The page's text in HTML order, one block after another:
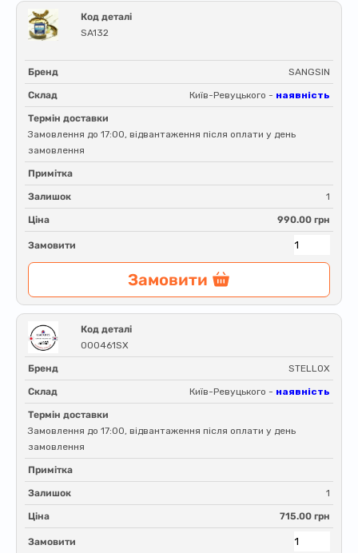
Код деталі
SA132
Бренд SANGSIN
Склад Київ-Ревуцького - наявність
Термін доставки
Замовлення до 17:00, відвантаження після оплати у день
замовлення
Примітка
Залишок 1
Ціна 990.00 грн
Замовити
Замовити
Код деталі
000461SX
Бренд STELLOX
Склад Київ-Ревуцького - наявність
Термін доставки
Замовлення до 17:00, відвантаження після оплати у день
замовлення
Примітка
Залишок 1
Ціна 715.00 грн
Замовити